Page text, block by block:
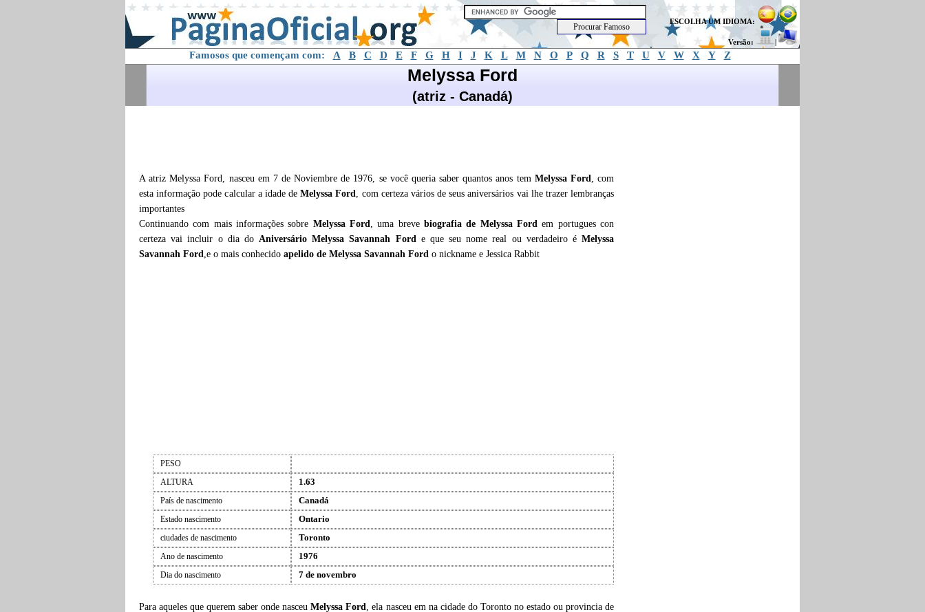
ESCOLHA UM IDIOMA:
Versão: |
Famosos que començam com: A B C D E F G H I J K L M N O P Q R S T U V W X Y Z
Melyssa Ford
(atriz - Canadá)
A atriz Melyssa Ford, nasceu em 7 de Noviembre de 1976, se você queria saber quantos anos tem Melyssa Ford, com
esta informação pode calcular a idade deMelyssa Ford, com certeza vários de seus aniversários vai lhe trazer lembranças
importantes
Continuando com mais informações sobre Melyssa Ford, uma brevebiografia de Melyssa Ford em portugues con
certeza vai incluir o dia do Aniversário Melyssa Savannah Forde que seu nome real ou verdadeiro é Melyssa
Savannah Ford,e o mais conhecido apelido de Melyssa Savannah Ford o nickname e Jessica Rabbit
PESO
ALTURA
1.63
País de nascimento Canadá
Estado nascimento Ontario
ciudades de nascimento Toronto
Ano de nascimento 1976
Dia do nascimento 7 de novembro
Para aqueles que querem saber onde nasceuMelyssa Ford, ela nasceu em na cidade do Toronto no estado ou provincia de